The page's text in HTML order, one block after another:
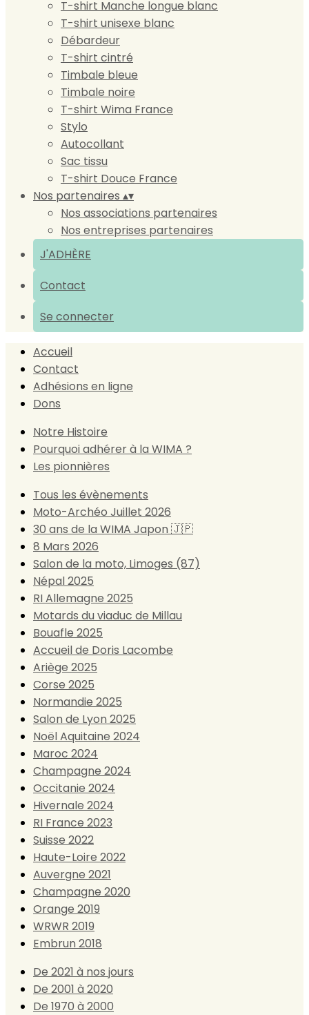
T-shirt Manche longue blanc
T-shirt unisexe blanc
Débardeur
T-shirt cintré
Timbale bleue
Timbale noire
T-shirt Wima France
Stylo
Autocollant
Sac tissu
T-shirt Douce France
Nos partenaires ▴▾
Nos associations partenaires
Nos entreprises partenaires
J'ADHÈRE
Contact
Se connecter
Accueil
Contact
Adhésions en ligne
Dons
Notre Histoire
Pourquoi adhérer à la WIMA ?
Les pionnières
Tous les évènements
Moto-Archéo Juillet 2026
30 ans de la WIMA Japon 🇯🇵
8 Mars 2026
Salon de la moto, Limoges (87)
Népal 2025
RI Allemagne 2025
Motards du viaduc de Millau
Bouafle 2025
Accueil de Doris Lacombe
Ariège 2025
Corse 2025
Normandie 2025
Salon de Lyon 2025
Noël Aquitaine 2024
Maroc 2024
Champagne 2024
Occitanie 2024
Hivernale 2024
RI France 2023
Suisse 2022
Haute-Loire 2022
Auvergne 2021
Champagne 2020
Orange 2019
WRWR 2019
Embrun 2018
De 2021 à nos jours
De 2001 à 2020
De 1970 à 2000